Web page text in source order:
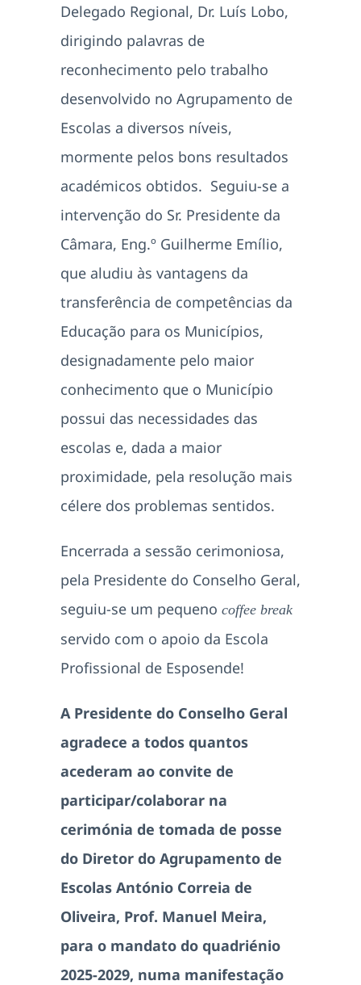
Delegado Regional, Dr. Luís Lobo,
dirigindo palavras de
reconhecimento pelo trabalho
desenvolvido no Agrupamento de
Escolas a diversos níveis,
mormente pelos bons resultados
académicos obtidos. Seguiu-se a
intervenção do Sr. Presidente da
Câmara, Eng.º Guilherme Emílio,
que aludiu às vantagens da
transferência de competências da
Educação para os Municípios,
designadamente pelo maior
conhecimento que o Município
possui das necessidades das
escolas e, dada a maior
proximidade, pela resolução mais
célere dos problemas sentidos.
Encerrada a sessão cerimoniosa,
pela Presidente do Conselho Geral,
seguiu-se um pequeno coffee break
servido com o apoio da Escola
Profissional de Esposende!
A Presidente do Conselho Geral
agradece a todos quantos
acederam ao convite de
participar/colaborar na
cerimónia de tomada de posse
do Diretor do Agrupamento de
Escolas António Correia de
Oliveira, Prof. Manuel Meira,
para o mandato do quadriénio
2025-2029, numa manifestação